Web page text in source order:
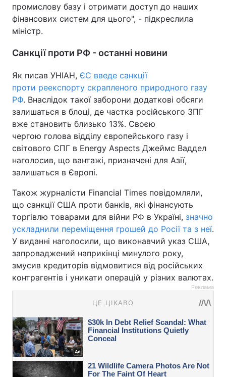
промислову базу і отримати доступ до наших
фінансових систем для цього", - підкреслила
міністр.
Санкції проти РФ - останні новини
Як писав УНІАН, ЄС введе санкції
проти реекспорту скрапленого природного газу
РФ. Внаслідок такої заборони додаткові обсяги
залишаться в блоці, де частка російського ЗПГ
вже становить близько 13%. Своєю
чергою голова відділу європейського газу і
світового СПГ в Energy Aspects Джеймс Ваддел
наголосив, що вантажі, призначені для Азії,
залишаться в Європі.
Також журналісти Financial Times повідомляли,
що санкції США проти банків, які фінансують
торгівлю товарами для війни РФ в Україні, значно
ускладнили переміщення грошей до Росії та з неї.
У виданні наголосили, що виконавчий указ США,
запроваджений наприкінці минулого року,
змусив кредиторів відмовитися від російських
контрагентів і уникати операцій у різних валютах.
Реклама